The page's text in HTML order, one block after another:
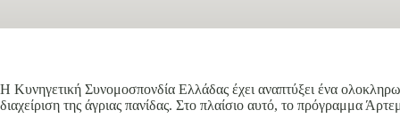
Η Κυνηγετική Συνομοσπονδία Ελλάδας έχει αναπτύξει ένα
διαχείριση της άγριας πανίδας. Στο πλαίσιο αυτό, το πρόγραμμα